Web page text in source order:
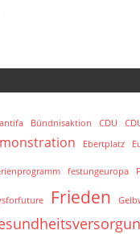
antifa Bündnisaktion CDU
Ebertplatz
festungeuropa
Frieden